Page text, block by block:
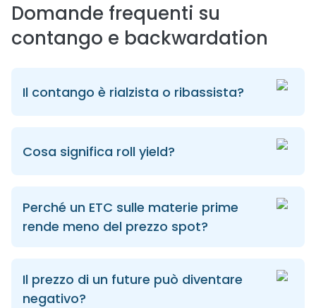
Domande frequenti su
contango e backwardation
Il contango è rialzista o ribassista?
Cosa significa roll yield?
Perché un ETC sulle materie prime
rende meno del prezzo spot?
Il prezzo di un future può diventare
negativo?